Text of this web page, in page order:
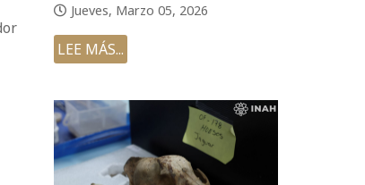
Jueves, Marzo 05, 2026
LEE MÁS...